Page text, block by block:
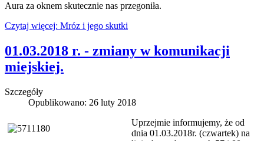
Aura za oknem skutecznie nas przegoniła.
Czytaj więcej: Mróz i jego skutki
01.03.2018 r. - zmiany w komunikacji
miejskiej.
Szczegóły
Opublikowano: 26 luty 2018
Uprzejmie informujemy, że od
dnia 01.03.2018r. (czwartek) na